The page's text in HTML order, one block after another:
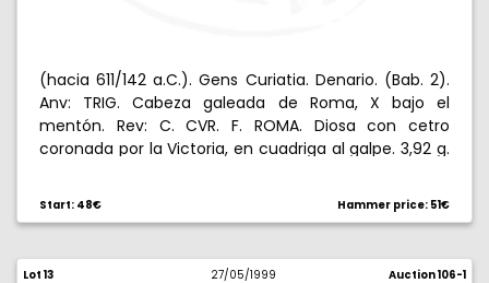
(hacia 611/142 a.C.). Gens Curiatia. Denario. (Bab. 2).
Anv: TRIG. Cabeza galeada de Roma, X bajo el
mentón. Rev: C. CVR. F. ROMA. Diosa con cetro
coronada por la Victoria, en cuadriga al galpe. 3,92 g.
Start: 48€ Hammer price: 51€
Lot 13 27/05/1999 Auction 106-1